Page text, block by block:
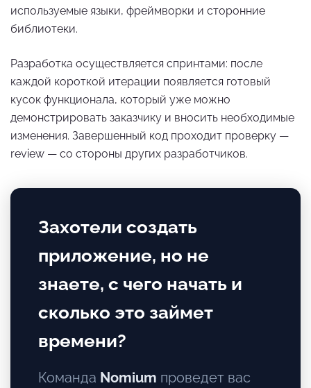
используемые языки, фреймворки и сторонние
библиотеки.
Разработка осуществляется спринтами: после
каждой короткой итерации появляется готовый
кусок функционала, который уже можно
демонстрировать заказчику и вносить необходимые
изменения. Завершенный код проходит проверку —
review — со стороны других разработчиков.
Захотели создать
приложение, но не
знаете, с чего начать и
сколько это займет
времени?
Команда Nomium проведет вас